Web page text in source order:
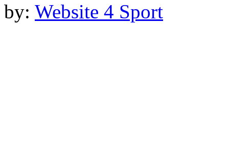
by: Website 4 Sport